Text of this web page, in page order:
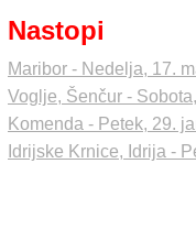
Nastopi
Maribor - Nedelja, 17.
Voglje, Šenčur -
Komenda - Petek, 29.
Idrijske Krnice, Idrija -